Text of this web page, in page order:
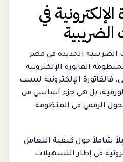
في
الضريبية الجديدة في مصر
بمنظومة الفاتورة الإلكترونية
الإلكترونية ليست
بل هي جزء أساسي من
الرقمي في المنظومة
شاملاً حول كيفية التعامل
في إطار التسهيلات